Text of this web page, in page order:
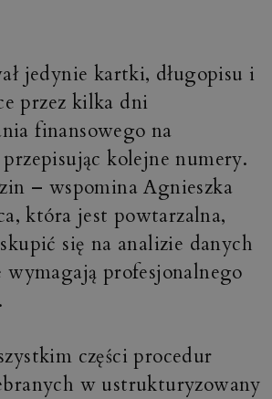
jedynie kartki, długopisu i
przez kilka dni
finansowego na
kolejne numery.
– wspomina Agnieszka
która jest powtarzalna,
się na analizie danych
profesjonalnego
części procedur
w ustrukturyzowany